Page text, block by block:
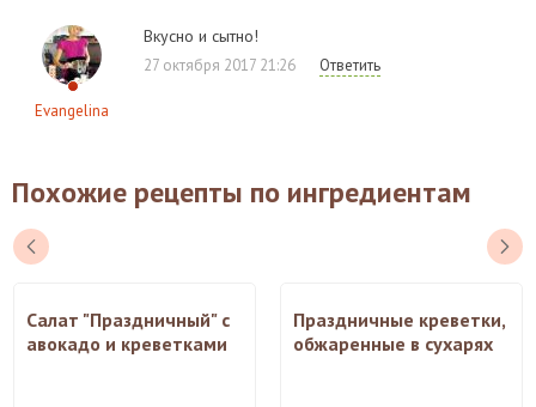
Evangelina
Вкусно и сытно!
27 октября 2017 21:26 Ответить
Похожие рецепты по ингредиентам
Салат "Праздничный" с
авокадо и креветками
Праздничные креветки,
обжаренные в сухарях